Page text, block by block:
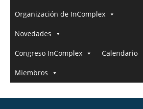
Organización de InComplex
Novedades
Congreso InComplex Calendario
Miembros